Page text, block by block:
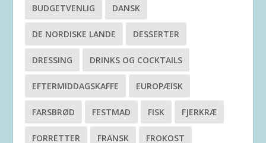
BUDGETVENLIG DANSK
DE NORDISKE LANDE DESSERTER
DRESSING DRINKS OG COCKTAILS
EFTERMIDDAGSKAFFE EUROPÆISK
FARSBRØD FESTMAD FISK FJERKRÆ
FORRETTER FRANSK FROKOST